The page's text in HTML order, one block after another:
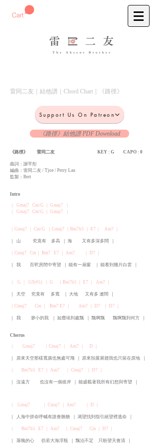
Cart
​雷同二友｜結他譜｜Chord Chart｜《路徑》
Support Us On Patreon
《路徑》結他譜 PDF Download
《路徑》 雷同二友 KEY : G CAPO : 0
曲詞：謝芊彤
編曲：雷同二友 / Tjoe / Perry Lau
監製：Bert
Intro
｜ Gmaj7 Cm/G ｜ Gmaj7 ｜
｜ Gmaj7 Cm/G ｜ Gmaj7 ｜
｜Gmaj7 ｜ Cm/G ｜Gmaj7 ｜Bm7b5 ｜ E7｜ Am7 ｜
｜ 山 究竟有 多高 ｜ 海 又有多深多闊 ｜
｜Cmaj7 Cm｜ Bm7 E7 ｜ Am7 ｜ D7 ｜
｜ 我 百呎房間中寄望 ｜ 能有一扇窗 ｜ 能看到幾片白雲 ｜
｜ G ｜ G9(#5) ｜ G ｜Bm7b5 ｜ E7 ｜ Am7 ｜
｜ 天空 究竟有 多寬 ｜ 大地 又有多 遼闊 ｜
｜Cmaj7 Cm ｜ Bm7 E7 ｜ Am7 ｜ D7 ｜ D7 ｜
｜ 我 渺小的我 ｜ 如塵埃到處飄 ｜ 飄啊飄 飄啊飄到何方 ｜
Chorus
｜ Gmaj7 ｜Cmaj7 ｜ Am7 ｜ D ｜
｜ 原來天空那樣寬廣也無處可飛 ｜ 原來拍翼展翅我也只留在原地 ｜
｜ Bm7b5 E7 ｜ Am7 ｜ Cmaj7 ｜ D7 ｜
｜ 沒遠方 也沒有一個彼岸 ｜ 能盛載著我所有幻想與寄望 ｜
｜ Gmaj7 ｜ Cmaj7 ｜ Am7 ｜ D ｜
｜ 人海中拼命呼喊有誰會聽聽 ｜ 渴望找到指引絕望裡逃命 ｜
｜ Bm7b5 E7 ｜ Am7 ｜ Cmaj7 Cm ｜ D7 ｜
｜ 落魄的心 彷若大海浮瓶 ｜ 飄泊不定 只盼望天會清 ｜